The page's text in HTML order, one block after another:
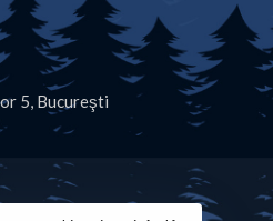
5, Bucureşti